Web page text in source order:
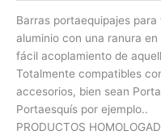
Barras portaequipajes
aluminio con una ranura
fácil acoplamiento de
Totalmente compatibles
accesorios, bien sean
Portaesquís por ejemplo..
PRODUCTOS